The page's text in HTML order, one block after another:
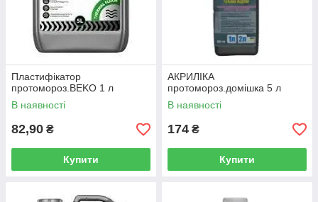
Пластифікатор
протомороз.BEKO 1 л
В наявності
82,90 ₴
Купити
АКРИЛІКА
протомороз.домішка 5 л
В наявності
174 ₴
Купити